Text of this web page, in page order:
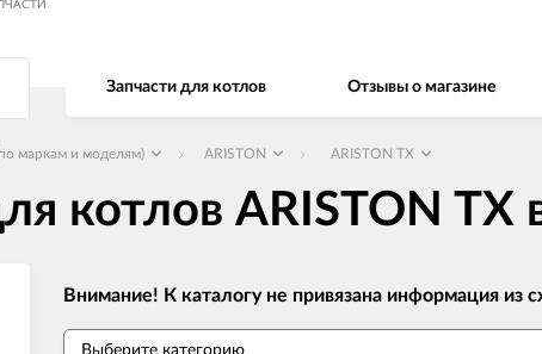
Запчасти для котлов Отзывы о магазине
маркам и моделям) ARISTON ARISTON TX
котлов ARISTON TX
Внимание! К каталогу не привязана информация